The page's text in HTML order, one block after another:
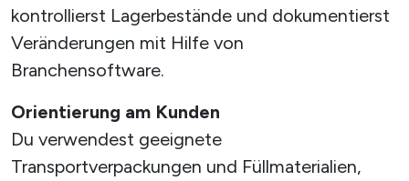
kontrollierst Lagerbestände und dokumentierst
Veränderungen mit Hilfe von
Branchensoftware.
Orientierung am Kunden
Du verwendest geeignete
Transportverpackungen und Füllmaterialien,